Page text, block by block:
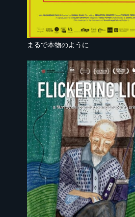
まるで本物のように